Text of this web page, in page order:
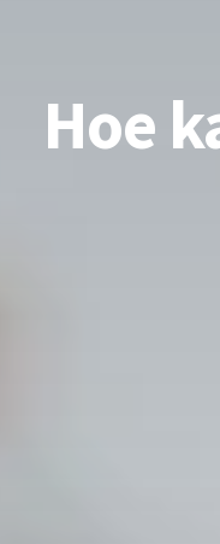
Hoe